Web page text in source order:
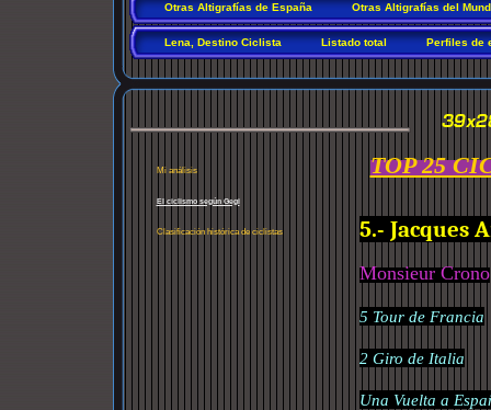
Otras Altigrafías de España Otras Altigrafías del
Lena, Destino Ciclista Listado total Perfiles de
Mi análisis
El ciclismo según Gegi
Clasificación histórica de ciclistas
TOP 25
5.- Jacques
Monsieur Crono
5 Tour de Francia
2 Giro de Italia
Una Vuelta a